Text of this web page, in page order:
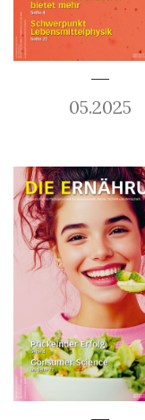
05.2025